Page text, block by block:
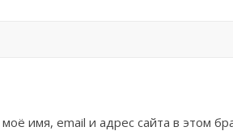
имя, email и адрес сайта в этом